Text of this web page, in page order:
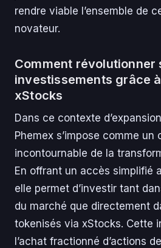
rendre viable l’ensemble de
novateur.
Comment révolutionner
investissements grâce
xStocks
Dans ce contexte
Phemex s’impose comme un
incontournable de la
En offrant un accès simplifié
elle permet d’investir tant
du marché que directement
tokenisés via xStocks. Cette
l’achat fractionné d’actions